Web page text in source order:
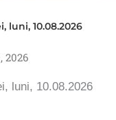
luni, 10.08.2026
2026
luni, 10.08.2026